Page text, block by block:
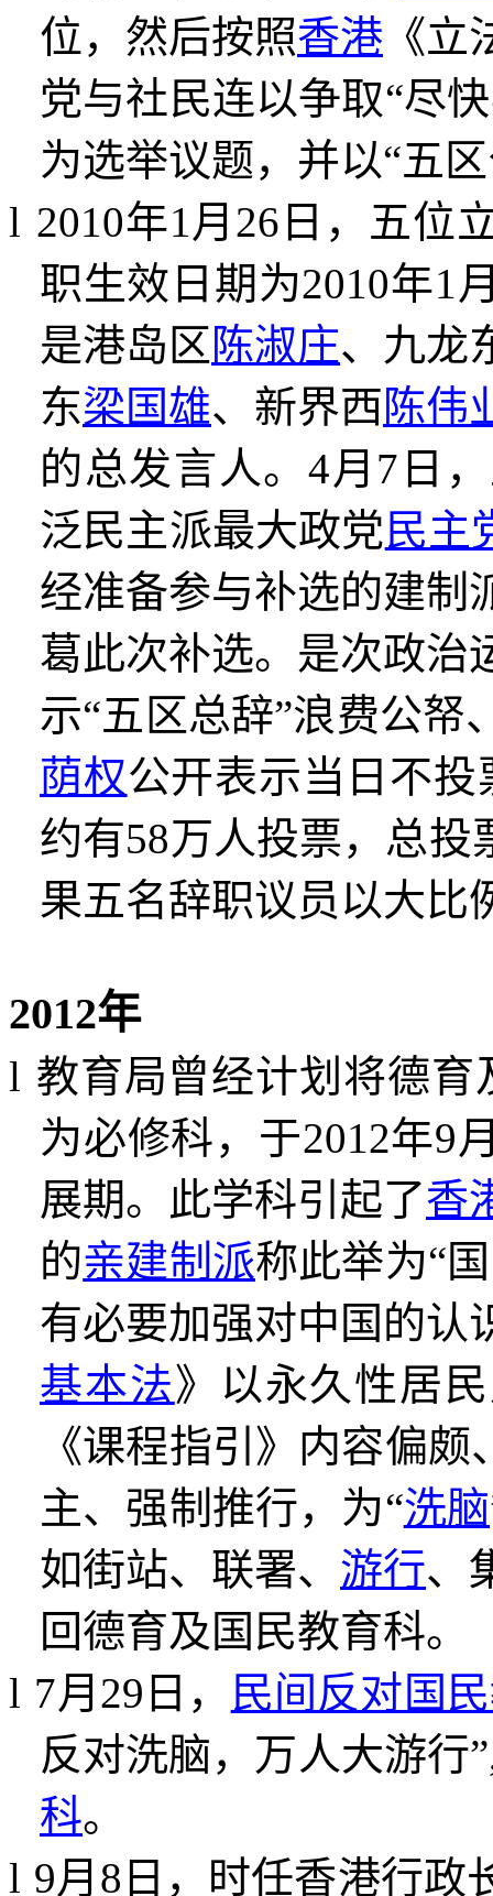
位，然后按照香港 《
党与社民连以争取“尽
为选举议题，并以“五
l 2010年1月 26 日，五位
职生效日期为2010年1
是港岛区陈淑庄、九龙
东梁国雄、新界西陈伟
的总发言人。 4月 7 日
泛民主派最大政党 民主
经准备参与补选的建制
葛此次补选。是次政治
示“五区总辞”浪费公帑
荫权公开表示当日不
约有58万人投票，总投
果五名辞职议员以大比
2012年
l 教育局曾经计划将德育
为必修科，于2012年9
展期。 此学科引起了香
的亲建制派称此举为“
有必要加强对中国的认
基本法》以永久性居
《课程指引》内容偏颇
主、强制推行，为“洗脑
如街站、联署、 游行、
回德育及国民教育科。
l 7月 29 日，
民间反对国
反对洗脑，万人大游行
科。
l 9月 8 日，时任香港行政